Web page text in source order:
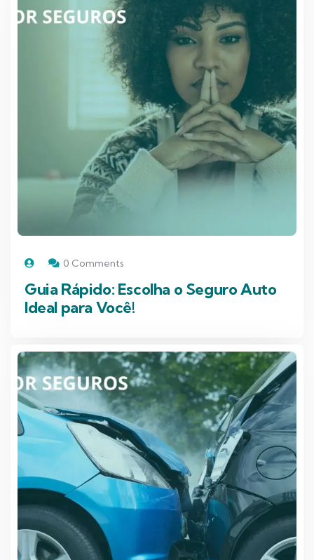
0 Comments
Guia Rápido: Escolha o Seguro Auto
Ideal para Você!